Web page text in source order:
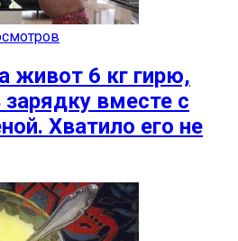
живот 6 кг гирю,
вместе с
Хватило его не